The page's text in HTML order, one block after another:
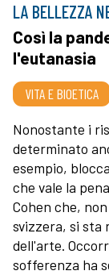
LA BELLEZZA
Così la
l'eutanasia
VITA E BIOETICA
Nonostante i
determinato
esempio,
che vale la
Cohen che,
svizzera, si sta
dell'arte.
sofferenza ha